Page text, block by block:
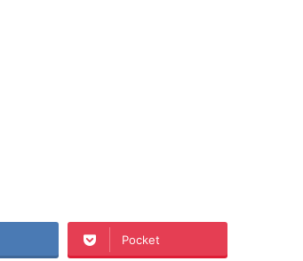
Pocket